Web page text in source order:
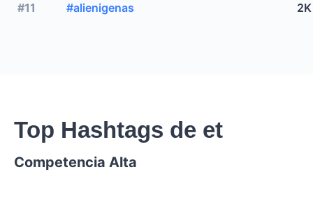
#11 #alienigenas 2K
Top Hashtags de et
Competencia Alta